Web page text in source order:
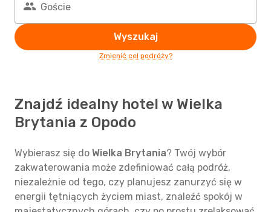
Goście
Wyszukaj
Zmienić cel podróży?
Znajdź idealny hotel w Wielka
Brytania z Opodo
Wybierasz się do Wielka Brytania? Twój wybór
zakwaterowania może zdefiniować całą podróż,
niezależnie od tego, czy planujesz zanurzyć się w
energii tętniących życiem miast, znaleźć spokój w